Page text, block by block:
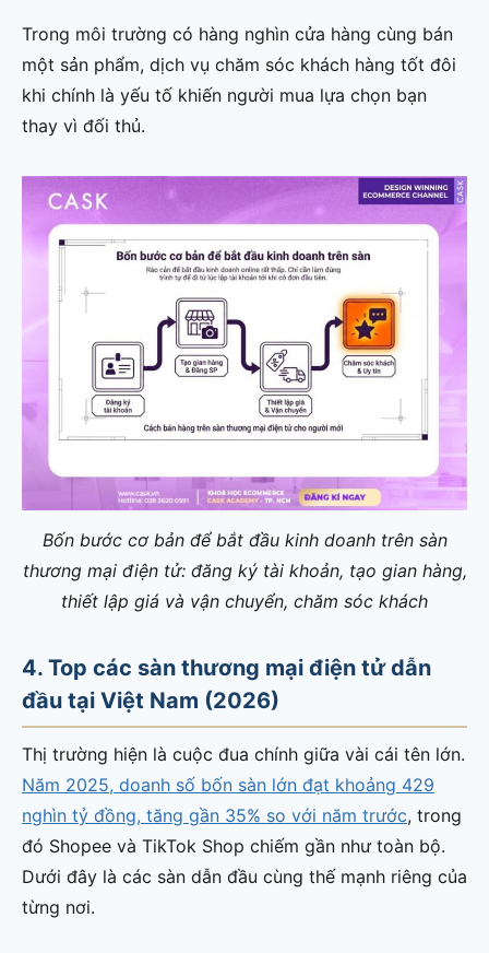
Trong môi trường có hàng nghìn cửa hàng cùng bán
một sản phẩm, dịch vụ chăm sóc khách hàng tốt đôi
khi chính là yếu tố khiến người mua lựa chọn bạn
thay vì đối thủ.
Bốn bước cơ bản để bắt đầu kinh doanh trên sàn
thương mại điện tử: đăng ký tài khoản, tạo gian hàng,
thiết lập giá và vận chuyển, chăm sóc khách
4. Top các sàn thương mại điện tử dẫn
đầu tại Việt Nam (2026)
Thị trường hiện là cuộc đua chính giữa vài cái tên lớn.
Năm 2025, doanh số bốn sàn lớn đạt khoảng 429
nghìn tỷ đồng, tăng gần 35% so với năm trước, trong
đó Shopee và TikTok Shop chiếm gần như toàn bộ.
Dưới đây là các sàn dẫn đầu cùng thế mạnh riêng của
từng nơi.